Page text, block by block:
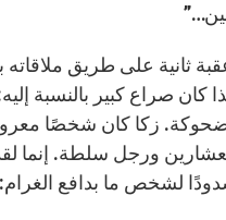
ثانية على طريق
كان صراع كبير
زكا كان شخصًا
ورجل سلطة. إنما
لشخص ما بدافع الغرام: